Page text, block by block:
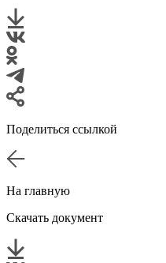
Поделиться ссылкой
На главную
Скачать документ